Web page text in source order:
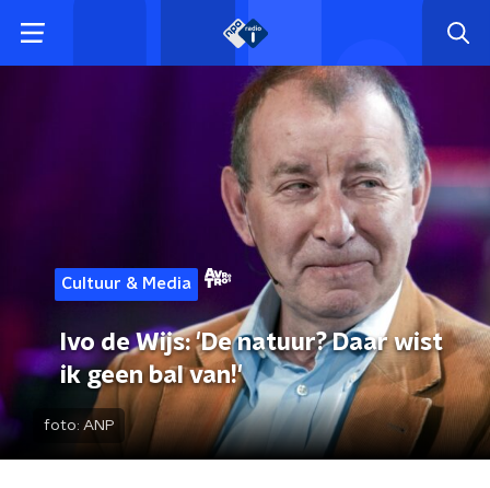
Cultuur & Media
Ivo de Wijs: 'De natuur? Daar wist
ik geen bal van!'
foto: ANP